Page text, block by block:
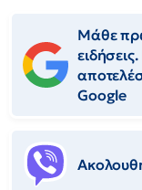
Μάθε
Google